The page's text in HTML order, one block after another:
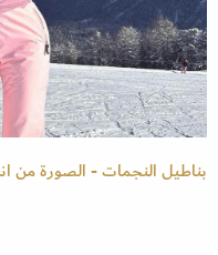
بناطيل النجمات - الصورة من